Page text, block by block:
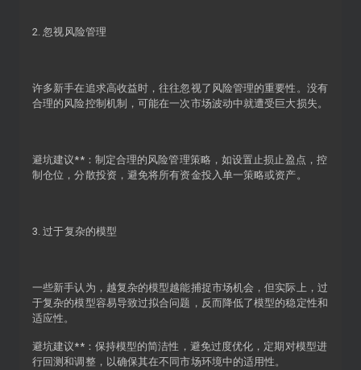
2. 忽视风险管理
许多新手在追求高收益时，往往忽视了风险管理的重要性。没有
合理的风险控制机制，可能在一次市场波动中就遭受巨大损失。
避坑建议**：制定合理的风险管理策略，如设置止损止盈点，控
制仓位，分散投资，避免将所有资金投入单一策略或资产。
3. 过于复杂的模型
一些新手认为，越复杂的模型越能捕捉市场机会，但实际上，过
于复杂的模型容易导致过拟合问题，反而降低了模型的稳定性和
适应性。
避坑建议**：保持模型的简洁性，避免过度优化，定期对模型进
行回测和调整，以确保其在不同市场环境中的适用性。